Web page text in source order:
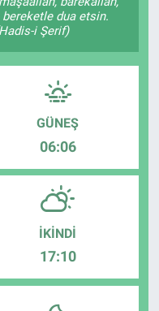
dua etsin.
i Şerif)
GÜNEŞ
06:06
İKINDI
17:10